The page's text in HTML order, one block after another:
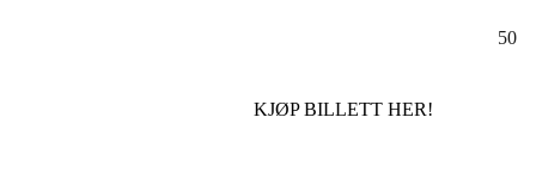
50
KJØP BILLETT HER!